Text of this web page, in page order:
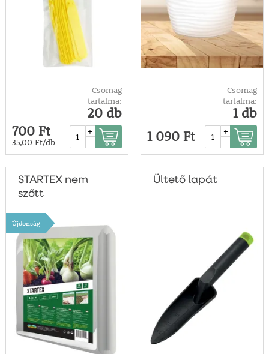
Csomag
tartalma:
20 db
700 Ft
35,00 Ft/db
+
-
Csomag
tartalma:
1 db
1 090 Ft
+
-
STARTEX nem
szőtt
1,6x5 m
Újdonság
Ültető lapát